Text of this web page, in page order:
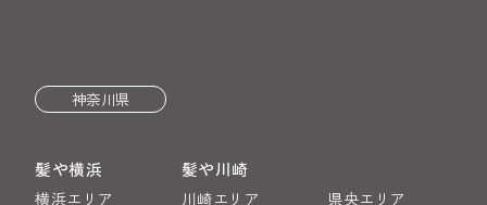
神奈川県
髪や横浜
横浜エリア
髪や川崎
川崎エリア 県央エリア